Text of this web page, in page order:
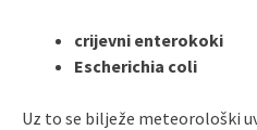
crijevni enterokoki
Escherichia coli
Uz to se bilježe meteorološki